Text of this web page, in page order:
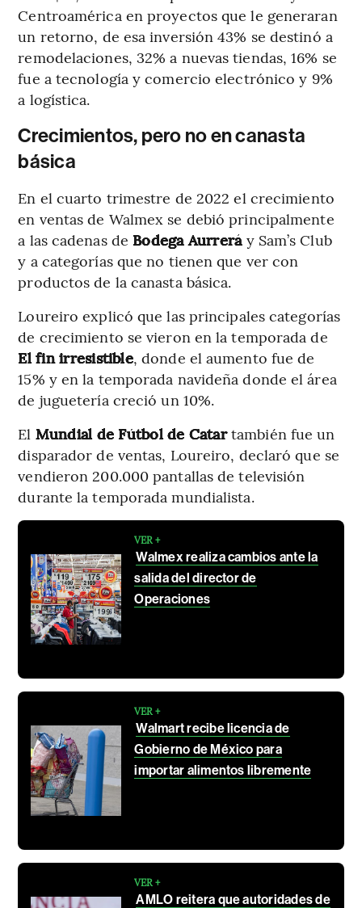
Centroamérica en proyectos que le generaran
un retorno, de esa inversión 43% se destinó a
remodelaciones, 32% a nuevas tiendas, 16% se
fue a tecnología y comercio electrónico y 9%
a logística.
Crecimientos, pero no en canasta
básica
En el cuarto trimestre de 2022 el crecimiento
en ventas de Walmex se debió principalmente
a las cadenas de Bodega Aurreráy Sam’s Club
y a categorías que no tienen que ver con
productos de la canasta básica.
Loureiro explicó que las principales categorías
de crecimiento se vieron en la temporada de
El fin irresistible, donde el aumento fue de
15% y en la temporada navideña donde el área
de juguetería creció un 10%.
El Mundial de Fútbol de Catartambién fue un
disparador de ventas, Loureiro, declaró que se
vendieron 200.000 pantallas de televisión
durante la temporada mundialista.
VER +
Walmex realiza cambios ante la
salida del director de
Operaciones
VER +
Walmart recibe licencia de
Gobierno de México para
importar alimentos libremente
VER +
AMLO reitera que autoridades de